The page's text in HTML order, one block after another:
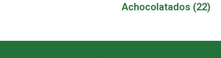
Achocolatados (22)